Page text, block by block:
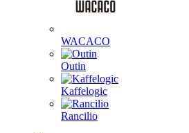
WACACO
Outin
Kaffelogic
Rancilio